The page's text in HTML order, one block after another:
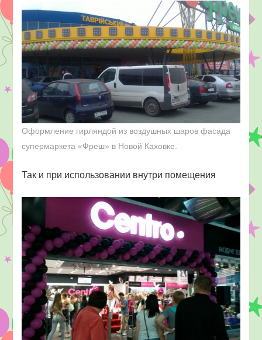
Оформление гирляндой из воздушных шаров фасада
супермаркета «Фреш» в Новой Каховке.
Так и при использовании внутри помещения